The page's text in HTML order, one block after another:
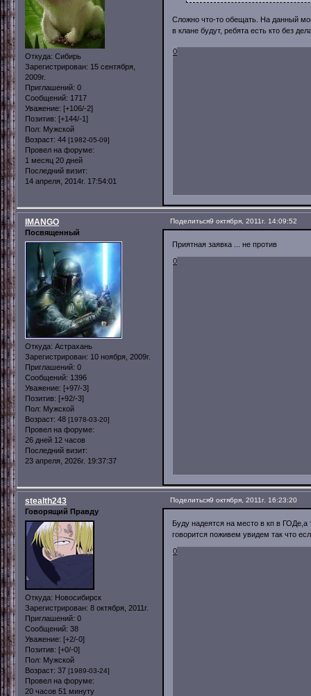
Откуда: Сибирь
Зарегистрирован: 15 сентября,
2009г.
Приглашений: 0
Сообщений: 1717
Уважение: [+106/-2]
Позитив: [+144/-1]
Пол: Мужской
Возраст: 44 [1982-05-09]
Провел на форуме:
1 месяц 20 дней
Последний визит:
14 апреля, 2014г. 17:54:01
Сложно что-то обещать. На данный
в клане будут, ребята есть кто без
0
Поделиться9 октября, 2011г. 14:09:52
IMANGO
Посвященный
Откуда: Астрахань
Зарегистрирован: 10 ноября, 2009г.
Приглашений: 0
Сообщений: 1396
Уважение: [+97/-3]
Позитив: [+92/-3]
Пол: Мужской
Возраст: 48 [1978-03-20]
Провел на форуме:
26 дней 12 часов
Последний визит:
23 апреля, 2026г. 19:37:37
Приятная заявка ... не против
0
Поделиться9 октября, 2011г. 16:23:20
stealth243
Говорящий Правду
Откуда: Новосибирск
Зарегистрирован: 8 октября, 2011г.
Приглашений: 0
Сообщений: 38
Уважение: [+2/-0]
Позитив: [+0/-0]
Пол: Мужской
Возраст: 37 [1989-03-24]
Провел на форуме:
20 часов 51 минуту
Буду надеятся на место в кп в ГОДе,а
говорится поживем увидем так что
0